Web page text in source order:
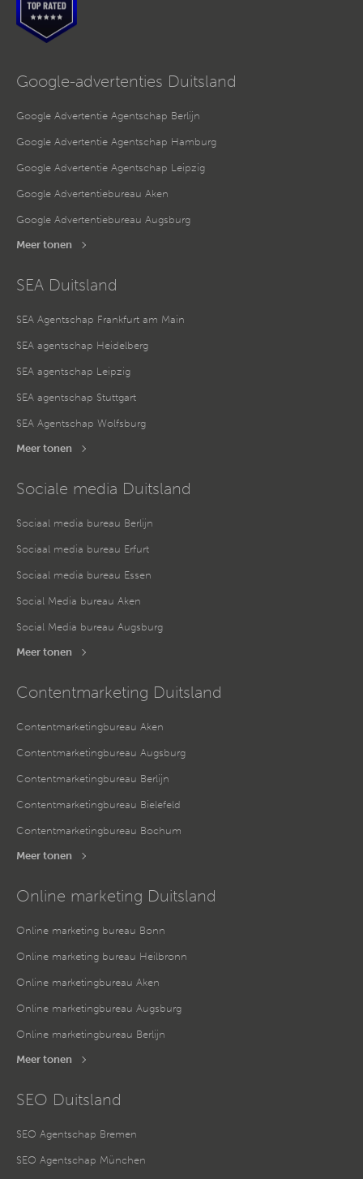
Google-advertenties Duitsland
Google Advertentie Agentschap Berlijn
Google Advertentie Agentschap Hamburg
Google Advertentie Agentschap Leipzig
Google Advertentiebureau Aken
Google Advertentiebureau Augsburg
Meer tonen
SEA Duitsland
SEA Agentschap Frankfurt am Main
SEA agentschap Heidelberg
SEA agentschap Leipzig
SEA agentschap Stuttgart
SEA Agentschap Wolfsburg
Meer tonen
Sociale media Duitsland
Sociaal media bureau Berlijn
Sociaal media bureau Erfurt
Sociaal media bureau Essen
Social Media bureau Aken
Social Media bureau Augsburg
Meer tonen
Contentmarketing Duitsland
Contentmarketingbureau Aken
Contentmarketingbureau Augsburg
Contentmarketingbureau Berlijn
Contentmarketingbureau Bielefeld
Contentmarketingbureau Bochum
Meer tonen
Online marketing Duitsland
Online marketing bureau Bonn
Online marketing bureau Heilbronn
Online marketingbureau Aken
Online marketingbureau Augsburg
Online marketingbureau Berlijn
Meer tonen
SEO Duitsland
SEO Agentschap Bremen
SEO Agentschap München